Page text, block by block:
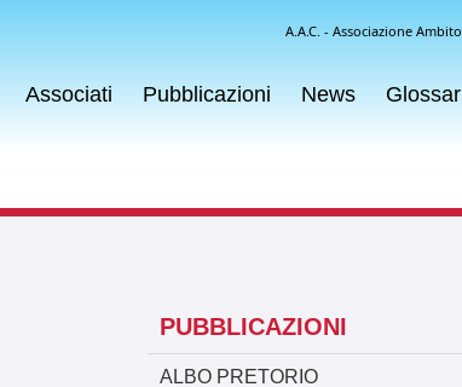
A.A.C. - Associazione
Associati Pubblicazioni News
PUBBLICAZIONI
ALBO PRETORIO